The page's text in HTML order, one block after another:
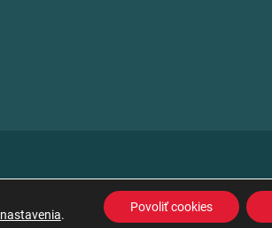
nastavenia.
Povoliť cookies